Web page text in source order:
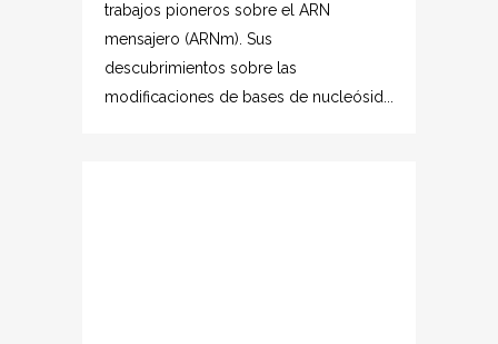
trabajos pioneros sobre el ARN
mensajero (ARNm). Sus
descubrimientos sobre las
modificaciones de bases de nucleósid...